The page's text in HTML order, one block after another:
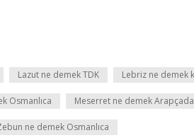
Lazut ne demek TDK Lebriz ne demek
Osmanlıca Meserret ne demek Arapçada
ne demek Osmanlıca